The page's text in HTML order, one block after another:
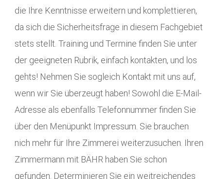
die Ihre Kenntnisse erweitern und komplettieren,
da sich die Sicherheitsfrage in diesem Fachgebiet
stets stellt. Training und Termine finden Sie unter
der geeigneten Rubrik, einfach kontakten, und los
gehts! Nehmen Sie sogleich Kontakt mit uns auf,
wenn wir Sie überzeugt haben! Sowohl die E-Mail-
Adresse als ebenfalls Telefonnummer finden Sie
über den Menüpunkt Impressum. Sie brauchen
nich mehr für Ihre Zimmerei weiterzusuchen. Ihren
Zimmermann mit BÄHR haben Sie schon
gefunden. Determinieren Sie ein weitreichendes